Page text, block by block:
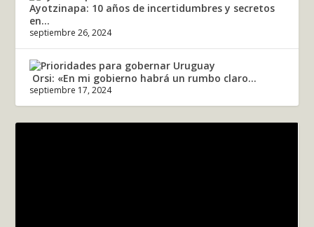
Ayotzinapa: 10 años de incertidumbres y secretos
en...
septiembre 26, 2024
Orsi: «En mi gobierno habrá un rumbo claro...
septiembre 17, 2024